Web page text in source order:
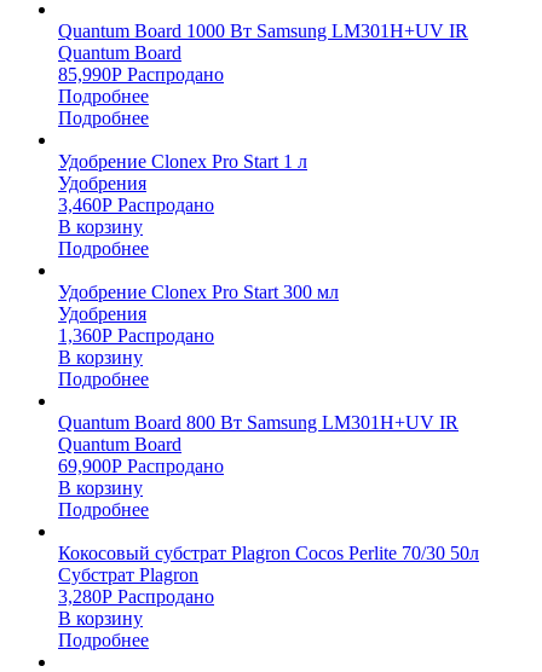
Quantum Board 1000 Вт Samsung LM301H+UV IR
Quantum Board
85,990Р Распродано
Подробнее
Подробнее
Удобрение Clonex Pro Start 1 л
Удобрения
3,460Р Распродано
В корзину
Подробнее
Удобрение Clonex Pro Start 300 мл
Удобрения
1,360Р Распродано
В корзину
Подробнее
Quantum Board 800 Вт Samsung LM301H+UV IR
Quantum Board
69,900Р Распродано
В корзину
Подробнее
Кокосовый субстрат Plagron Cocos Perlite 70/30 50л
Субстрат Plagron
3,280Р Распродано
В корзину
Подробнее